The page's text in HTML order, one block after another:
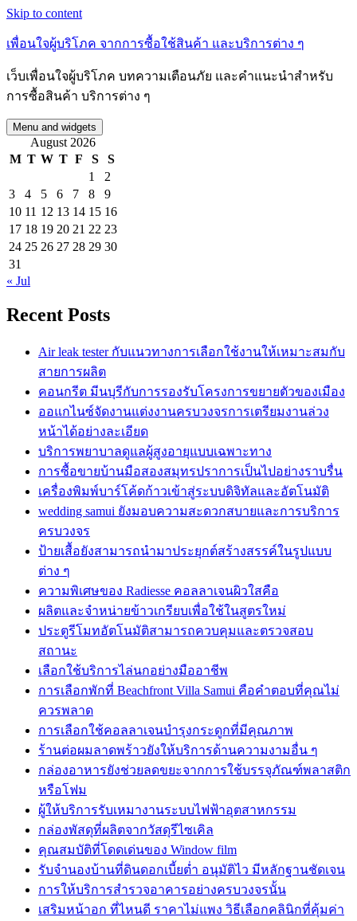
Skip to content
เพื่อนใจผู้บริโภค จากการซื้อใช้สินค้า และบริการต่าง ๆ
เว็บเพื่อนใจผู้บริโภค บทความเตือนภัย และคำแนะนำสำหรับ
การซื้อสินค้า บริการต่าง ๆ
Menu and widgets
August 2026
M T W T F S
S
1
2
3
4 5 6 7 8
9
10 11 12 13 14 15 16
17 18 19 20 21 22 23
24 25 26 27 28 29 30
31
« Jul
Recent Posts
Air leak tester กับแนวทางการเลือกใช้งานให้เหมาะสมกับ
สายการผลิต
คอนกรีต มีนบุรีกับการรองรับโครงการขยายตัวของเมือง
ออแกไนซ์จัดงานแต่งงานครบวงจรการเตรียมงานล่วง
หน้าได้อย่างละเอียด
บริการพยาบาลดูแลผู้สูงอายุแบบเฉพาะทาง
การซื้อขายบ้านมือสองสมุทรปราการเป็นไปอย่างราบรื่น
เครื่องพิมพ์บาร์โค้ดก้าวเข้าสู่ระบบดิจิทัลและอัตโนมัติ
wedding samui ยังมอบความสะดวกสบายและการบริการ
ครบวงจร
ป้ายเสื้อยังสามารถนำมาประยุกต์สร้างสรรค์ในรูปแบบ
ต่าง ๆ
ความพิเศษของ Radiesse คอลลาเจนผิวใสคือ
ผลิตและจำหน่ายข้าวเกรียบเพื่อใช้ในสูตรใหม่
ประตูรีโมทอัตโนมัติสามารถควบคุมและตรวจสอบ
สถานะ
เลือกใช้บริการไล่นกอย่างมืออาชีพ
การเลือกพักที่ Beachfront Villa Samui คือคำตอบที่คุณไม่
ควรพลาด
การเลือกใช้คอลลาเจนบำรุงกระดูกที่มีคุณภาพ
ร้านต่อผมลาดพร้าวยังให้บริการด้านความงามอื่น ๆ
กล่องอาหารยังช่วยลดขยะจากการใช้บรรจุภัณฑ์พลาสติก
หรือโฟม
ผู้ให้บริการรับเหมางานระบบไฟฟ้าอุตสาหกรรม
กล่องพัสดุที่ผลิตจากวัสดุรีไซเคิล
คุณสมบัติที่โดดเด่นของ Window film
รับจำนองบ้านที่ดินดอกเบี้ยต่ำ อนุมัติไว มีหลักฐานชัดเจน
การให้บริการสำรวจอาคารอย่างครบวงจรนั้น
เสริมหน้าอก ที่ไหนดี ราคาไม่แพง วิธีเลือกคลินิกที่คุ้มค่า